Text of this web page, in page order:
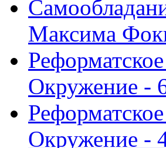
Максима
Окружение -
Окружение -